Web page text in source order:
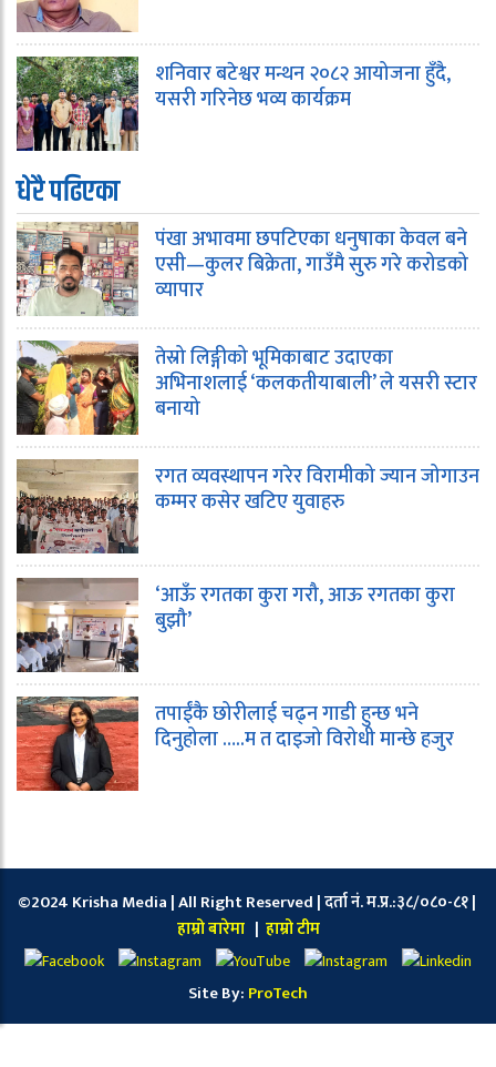
शनिवार बटेश्वर मन्थन २०८२ आयोजना हुँदै,
यसरी गरिनेछ भव्य कार्यक्रम
धेरै पढिएका
पंखा अभावमा छपटिएका धनुषाका केवल बने
एसी—कुलर बिक्रेता, गाउँमै सुरु गरे करोडको
व्यापार
तेस्रो लिङ्गीको भूमिकाबाट उदाएका
अभिनाशलाई ‘कलकतीयाबाली’ ले यसरी स्टार
बनायो
रगत व्यवस्थापन गरेर विरामीको ज्यान जोगाउन
कम्मर कसेर खटिए युवाहरु
‘आऊँ रगतका कुरा गरौ, आऊ रगतका कुरा
बुझौ’
तपाईंकै छोरीलाई चढ्न गाडी हुन्छ भने
दिनुहोला …..म त दाइजो विरोधी मान्छे हजुर
©2024 Krisha Media | All Right Reserved | दर्ता नं. म.प्र.:३८/०८०-८१ |
हाम्रो बारेमा | हाम्रो टीम
Site By: ProTech